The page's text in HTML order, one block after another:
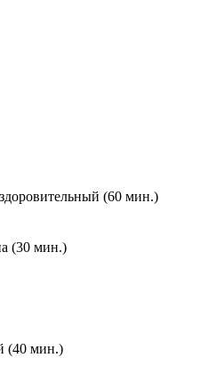
(60 мин.)
(30 мин.)
(40 мин.)